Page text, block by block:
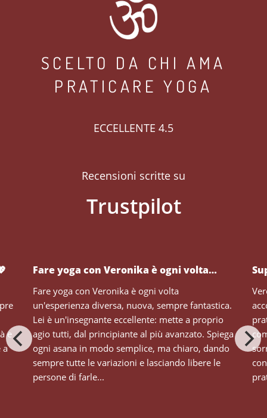
SCELTO DA CHI AMA
PRATICARE YOGA
ECCELLENTE 4.5
Recensioni scritte su
Fare yoga con Veronika è ogni volta…
Fare yoga con Veronika è ogni volta
un'esperienza diversa, nuova, sempre fantastica.
Lei è un'insegnante eccellente: mette a proprio
agio tutti, dal principiante al più avanzato. Spiega
ogni asana in modo semplice, ma chiaro, dando
sempre tutte le variazioni e lasciando libere le
persone di farle...
e
a